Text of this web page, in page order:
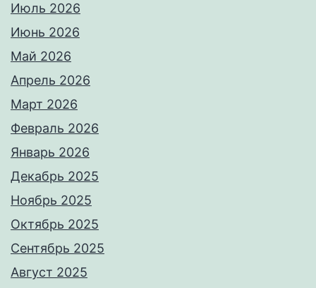
Июль 2026
Июнь 2026
Май 2026
Апрель 2026
Март 2026
Февраль 2026
Январь 2026
Декабрь 2025
Ноябрь 2025
Октябрь 2025
Сентябрь 2025
Август 2025